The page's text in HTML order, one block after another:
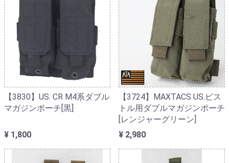
【3830】US. CR M4系ダブル
マガジンポーチ[黒]
¥ 1,800
【3724】MAXTACS US.ピス
トル用ダブルマガジンポーチ
[レンジャーグリーン]
¥ 2,980